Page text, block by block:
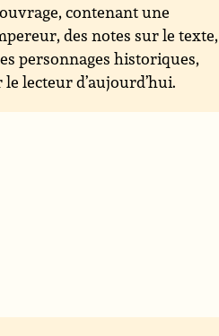
contenant une
des notes sur le texte,
personnages historiques,
lecteur d’aujourd’hui.